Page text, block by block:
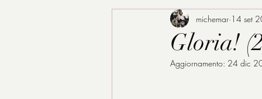
Gloria!
michemar 14 set
Aggiornamento: 24 dic